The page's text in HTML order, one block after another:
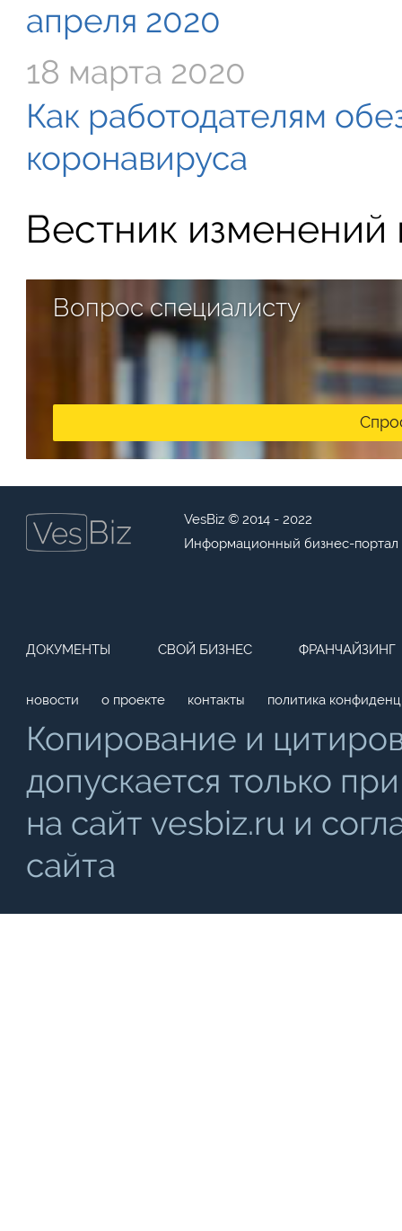
апреля 2020
18 марта 2020
Как работодателям
коронавируса
Вестник изменений
Вопрос специалисту
VesBiz © 2014 - 2022
Информационный бизнес-портал
ДОКУМЕНТЫ СВОЙ БИЗНЕС ФРАНЧАЙЗИНГ
новости о проекте контакты политика
Копирование и
допускается только
на сайт vesbiz.ru и
сайта